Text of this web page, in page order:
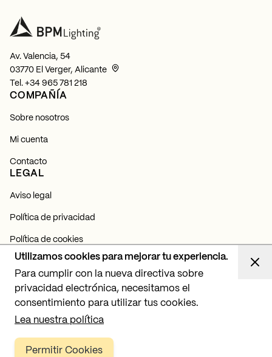
Utilizamos cookies para mejorar tu experiencia.
Para cumplir con la nueva directiva sobre
privacidad electrónica, necesitamos el
consentimiento para utilizar tus cookies.
Lea nuestra política
Permitir Cookies
Av. Valencia, 54
03770 El Verger, Alicante
Tel. +34 965 781 218
COMPAÑÍA
Sobre nosotros
Mi cuenta
Contacto
LEGAL
Aviso legal
Política de privacidad
Política de cookies
NEWSLETTER
Suscríbete y entérate de todas nuestras novedades,
lanzamientos y proyectos de iluminación.
Suscribirme